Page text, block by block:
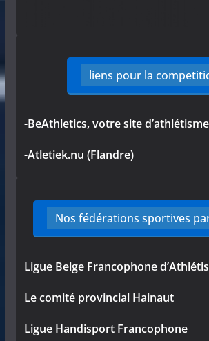
liens pour la
-BeAthletics, votre site
-Atletiek.nu (Flandre)
Nos fédérations sportives
Ligue Belge Francophone
Le comité provincial Hainaut
Ligue Handisport Francophone